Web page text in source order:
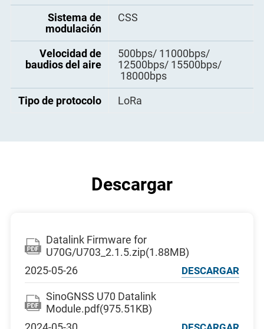
Sistema de
modulación
CSS
Velocidad de
baudios del aire
500bps/ 11000bps/
12500bps/ 15500bps/
18000bps
Tipo de protocolo
LoRa
Corriente de
emisión
< 2A
Potencia recibida
50 mA
0.5W/1W/2W
Temperatura
-40℃ a +75℃
Temperatura
-50℃ a +85℃
Descargar
Datalink Firmware for
U70G/U703_2.1.5.zip(1.88MB)
2025-05-26
DESCARGAR
SinoGNSS U70 Datalink
Module.pdf(975.51KB)